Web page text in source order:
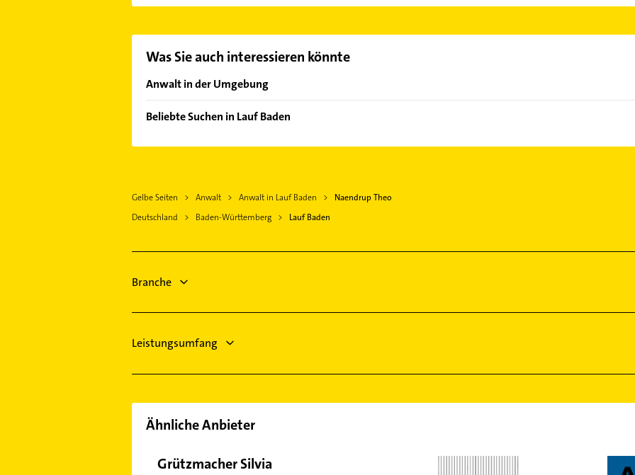
Was Sie auch interessieren könnte
Anwalt in der Umgebung
Achern
Oberkirch Baden
Oppenau
Offenburg
Beliebte Suchen in Lauf Baden
Schreiner
Heizung & Sanitär
Heizungsfirmen
Gelbe Seiten Anwalt Anwalt in Lauf Baden
Naendrup Theo
Deutschland
Baden-Württemberg Lauf Baden
Branche
Leistungsumfang
Ähnliche Anbieter
Grützmacher Silvia